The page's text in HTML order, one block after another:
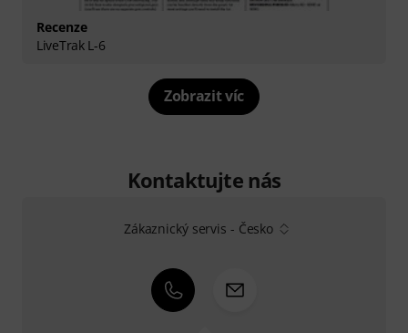
Recenze
LiveTrak L-6
Zobrazit víc
Kontaktujte nás
Zákaznický servis - Česko